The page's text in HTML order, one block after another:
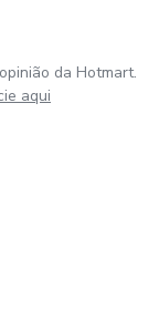
da Hotmart.
aqui